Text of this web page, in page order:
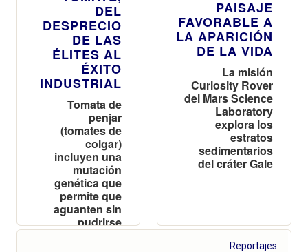
DEL
DESPRECIO
DE LAS
ÉLITES AL
ÉXITO
INDUSTRIAL
Tomata de
penjar
(tomates de
colgar)
incluyen una
mutación
genética que
permite que
aguanten sin
pudrirse
durante meses
PAISAJE
FAVORABLE A
LA APARICIÓN
DE LA VIDA
La misión
Curiosity Rover
del Mars Science
Laboratory
explora los
estratos
sedimentarios
del cráter Gale
Reportajes